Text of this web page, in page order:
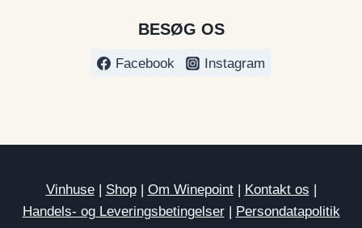
BESØG OS
Facebook Instagram
Vinhuse| Shop| Om Winepoint| Kontakt os |
Handels- og Leveringsbetingelser| Persondatapolitik